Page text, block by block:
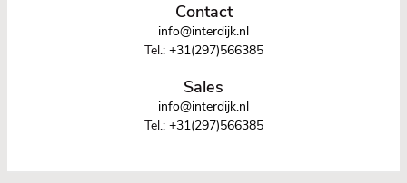
Contact
info@interdijk.nl
Tel.: +31(297)566385
Sales
info@interdijk.nl
Tel.: +31(297)566385